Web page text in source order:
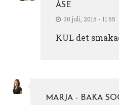
ÅSE
30 juli, 2015 - 11:55
KUL det
MARJA - BAKA